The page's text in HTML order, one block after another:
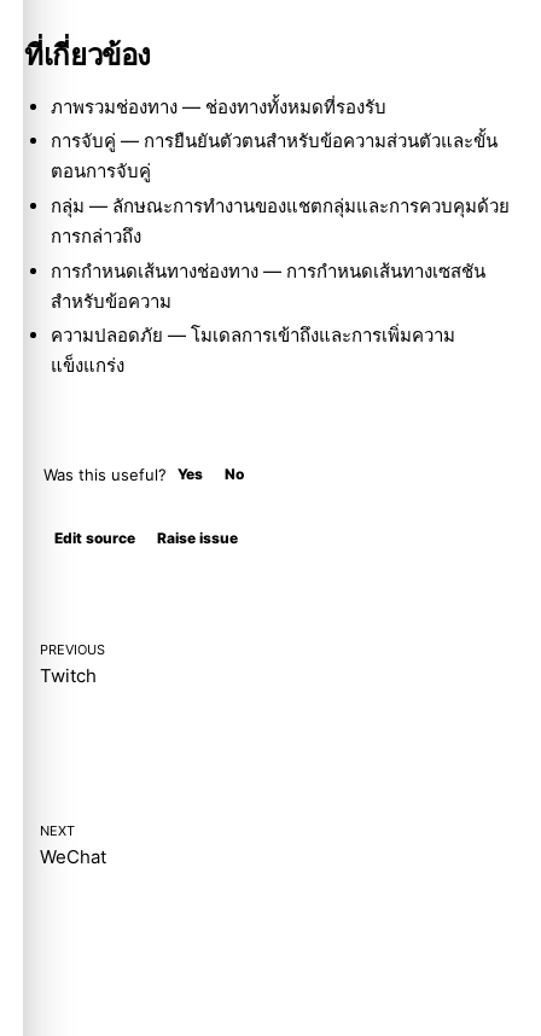
ที่เกี่ยวข้อง
ภาพรวมช่องทาง— ช่องทางทั้งหมดที่รองรับ
การจับคู่ — การยืนยันตัวตนสำหรับข้อความส่วนตัวและขั้น
ตอนการจับคู่
กลุ่ม — ลักษณะการทำงานของแชตกลุ่มและการควบคุมด้วย
การกล่าวถึง
การกำหนดเส้นทางช่องทาง— การกำหนดเส้นทางเซสชัน
สำหรับข้อความ
ความปลอดภัย — โมเดลการเข้าถึงและการเพิ่มความ
แข็งแกร่ง
Was this useful? Yes No
Edit source Raise issue
PREVIOUS
Twitch
NEXT
WeChat